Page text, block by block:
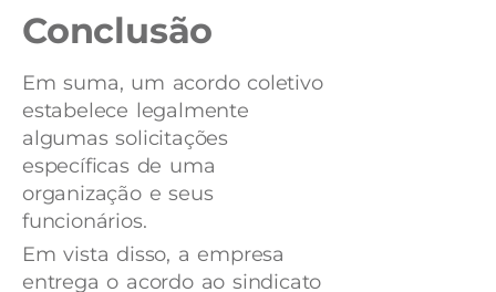
Conclusão
Em suma, um acordo coletivo
estabelece legalmente
algumas solicitações
específicas de uma
organização e seus
funcionários.
Em vista disso, a empresa
entrega o acordo ao sindicato